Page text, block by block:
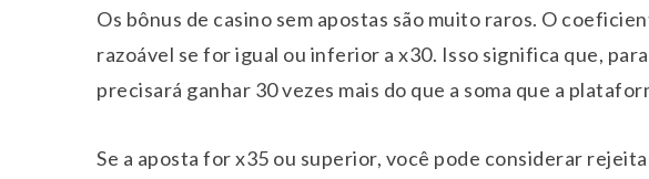
Os bônus de casino sem apostas são muito raros. O
razoável se for igual ou inferior a x30. Isso significa que,
precisará ganhar 30 vezes mais do que a soma que a
Se a aposta for x35 ou superior, você pode considerar